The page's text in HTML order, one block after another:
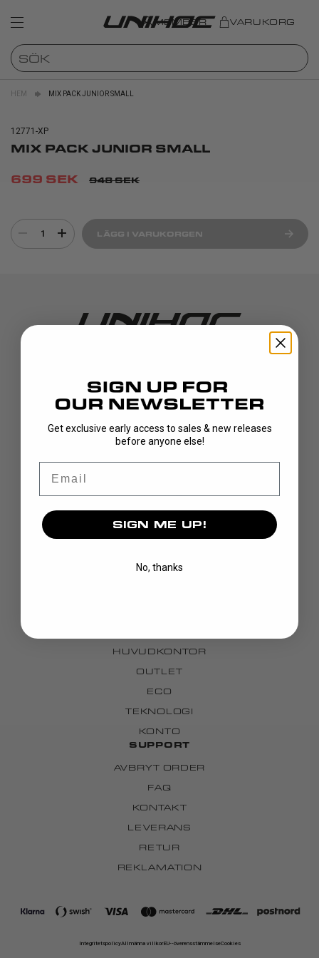
MEMBER VARUKORG
HEM MIX PACK JUNIOR SMALL
12771-XP
MIX PACK JUNIOR SMALL
699 SEK 948 SEK
1 LÄGG I VARUKORGEN
UPPTÄCK
KLUBBOR
KLÄDER
VARUMÄRKE
HUVUDKONTOR
OUTLET
ECO
TEKNOLOGI
KONTO
SUPPORT
AVBRYT ORDER
FAQ
KONTAKT
LEVERANS
RETUR
REKLAMATION
IntegritetspolicyAllmänna villkorEU--överensstämmelseCookies
Get exclusive early access to sales & new releases
before anyone else!
SIGN ME UP!
No, thanks